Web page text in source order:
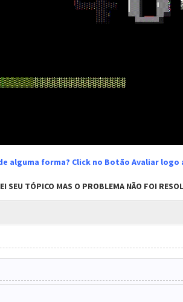
alguma forma? Click no Botão Avaliar
SEU TÓPICO MAS O PROBLEMA NÃO FOI